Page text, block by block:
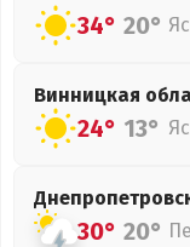
34° 20°
Винницкая
24° 13°
30° 20°